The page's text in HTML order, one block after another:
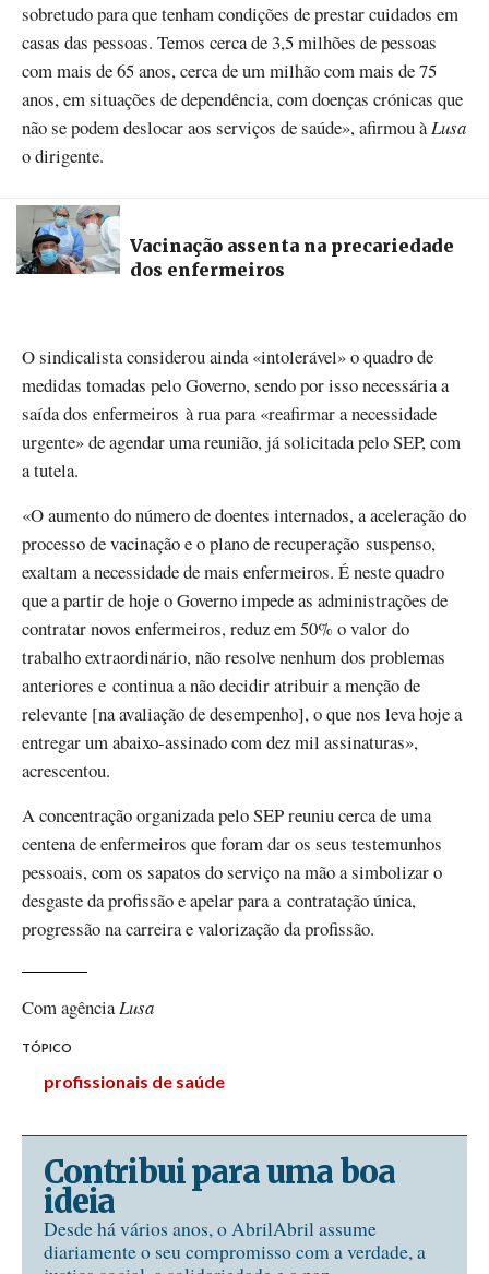
sobretudo para que tenham condições de prestar cuidados em
casas das pessoas. Temos cerca de 3,5 milhões de pessoas
com mais de 65 anos, cerca de um milhão com mais de 75
anos, em situações de dependência, com doenças crónicas que
não se podem deslocar aos serviços de saúde», afirmou àLusa
o dirigente.
Vacinação assenta na precariedade
dos enfermeiros
O sindicalista considerou ainda «intolerável» o quadro de
medidas tomadas pelo Governo, sendo por isso necessária a
saída dos enfermeiros à rua para «reafirmar a necessidade
urgente» de agendar uma reunião, já solicitada pelo SEP, com
a tutela.
«O aumento do número de doentes internados, a aceleração do
processo de vacinação e o plano de recuperação suspenso,
exaltam a necessidade de mais enfermeiros. É neste quadro
que a partir de hoje o Governo impede as administrações de
contratar novos enfermeiros, reduz em 50% o valor do
trabalho extraordinário, não resolve nenhum dos problemas
anteriores e continua a não decidir atribuir a menção de
relevante [na avaliação de desempenho], o que nos leva hoje a
entregar um abaixo-assinado com dez mil assinaturas»,
acrescentou.
A concentração organizada pelo SEP reuniu cerca de uma
centena de enfermeiros que foram dar os seus testemunhos
pessoais, com os sapatos do serviço na mão a simbolizar o
desgaste da profissão e apelar para a contratação única,
progressão na carreira e valorização da profissão.
Com agênciaLusa
TÓPICO
profissionais de saúde
Contribui para uma boa
ideia
Desde há vários anos, o AbrilAbril assume
diariamente o seu compromisso com a verdade, a